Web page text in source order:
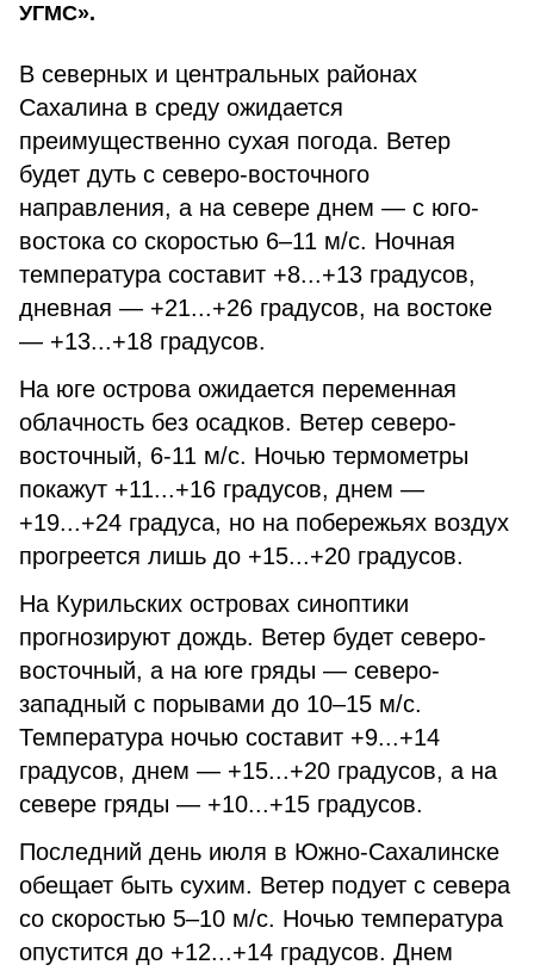
УГМС».
В северных и центральных районах
Сахалина в среду ожидается
преимущественно сухая погода. Ветер
будет дуть с северо-восточного
направления, а на севере днем — с юго-
востока со скоростью 6–11 м/с. Ночная
температура составит +8...+13 градусов,
дневная — +21...+26 градусов, на востоке
— +13...+18 градусов.
На юге острова ожидается переменная
облачность без осадков. Ветер северо-
восточный, 6-11 м/c. Ночью термометры
покажут +11...+16 градусов, днем —
+19...+24 градуса, но на побережьях воздух
прогреется лишь до +15...+20 градусов.
На Курильских островах синоптики
прогнозируют дождь. Ветер будет северо-
восточный, а на юге гряды — северо-
западный с порывами до 10–15 м/с.
Температура ночью составит +9...+14
градусов, днем — +15...+20 градусов, а на
севере гряды — +10...+15 градусов.
Последний день июля в Южно-Сахалинске
обещает быть сухим. Ветер подует с севера
со скоростью 5–10 м/с. Ночью температура
опустится до +12...+14 градусов. Днем